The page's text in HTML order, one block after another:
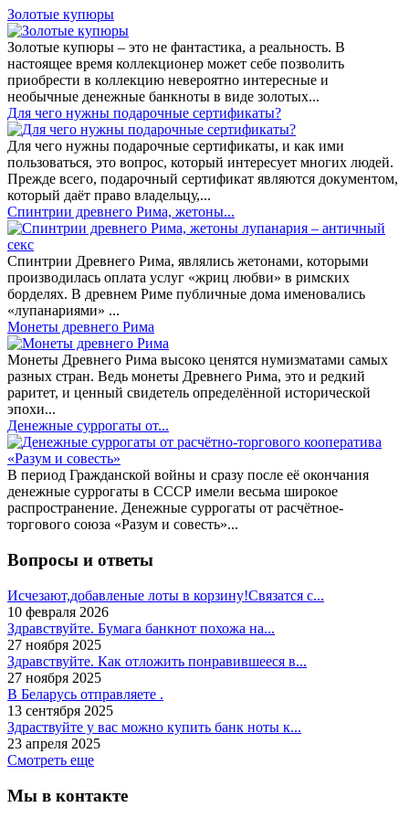
Золотые купюры
Золотые купюры – это не фантастика, а реальность. В
настоящее время коллекционер может себе позволить
приобрести в коллекцию невероятно интересные и
необычные денежные банкноты в виде золотых...
​Для чего нужны подарочные сертификаты?
Для чего нужны подарочные сертификаты, и как ими
пользоваться, это вопрос, который интересует многих людей.
Прежде всего, подарочный сертификат являются документом,
который даёт право владельцу,...
Спинтрии древнего Рима, жетоны...
Спинтрии Древнего Рима, являлись жетонами, которыми
производилась оплата услуг «жриц любви» в римских
борделях. В древнем Риме публичные дома именовались
«лупанариями» ...
Монеты древнего Рима
Монеты Древнего Рима высоко ценятся нумизматами самых
разных стран. Ведь монеты Древнего Рима, это и редкий
раритет, и ценный свидетель определённой исторической
эпохи...
Денежные суррогаты от...
В период Гражданской войны и сразу после её окончания
денежные суррогаты в СССР имели весьма широкое
распространение. Денежные суррогаты от расчётное-
торгового союза «Разум и совесть»...
Вопросы и ответы
Исчезают,добавленые лоты в корзину!Связатся с...
10 февраля 2026
Здравствуйте. Бумага банкнот похожа на...
27 ноября 2025
Здравствуйте. Как отложить понравившееся в...
27 ноября 2025
В Беларусь отправляете .
13 сентября 2025
Здраствуйте у вас можно купить банк ноты к...
23 апреля 2025
Смотреть еще
Мы в контакте